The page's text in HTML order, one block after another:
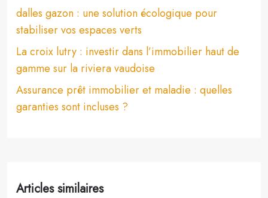
dalles gazon : une solution écologique pour
stabiliser vos espaces verts
La croix lutry : investir dans l’immobilier haut de
gamme sur la riviera vaudoise
Assurance prêt immobilier et maladie : quelles
garanties sont incluses ?
Articles similaires